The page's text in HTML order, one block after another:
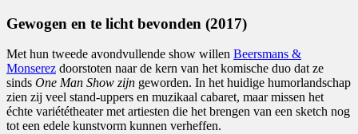
Gewogen en te licht bevonden (2017)
Met hun tweede avondvullende show willen Beersmans &
Monserez doorstoten naar de kern van het komische duo dat ze
sinds One Man Show zijn geworden. In het huidige humorlandschap
zien zij veel stand-uppers en muzikaal cabaret, maar missen het
échte variététheater met artiesten die het brengen van een sketch nog
tot een edele kunstvorm kunnen verheffen.